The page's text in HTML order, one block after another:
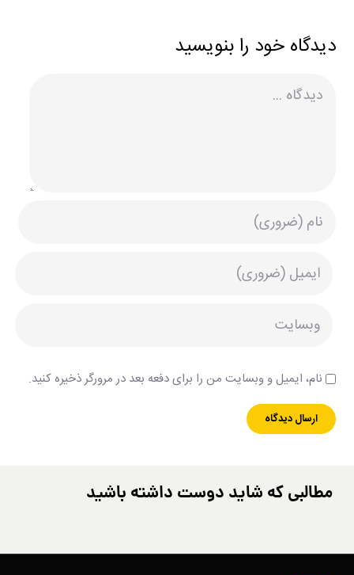
دیدگاه خود را بنویسید
نام، ایمیل و وبسایت من را برای دفعه بعد در مرورگر ذخیره کنید.
مطالبی که شاید دوست داشته باشید